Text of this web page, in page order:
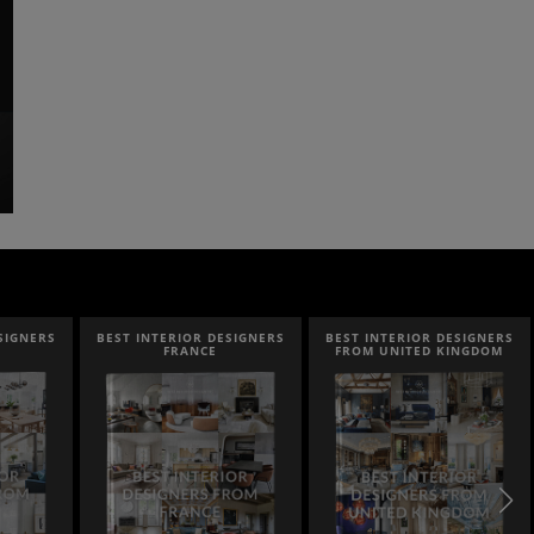
DESIGNERS BEST INTERIOR DESIGNERS
FROM UNITED KINGDOM
BEST INTERIOR
ITALY